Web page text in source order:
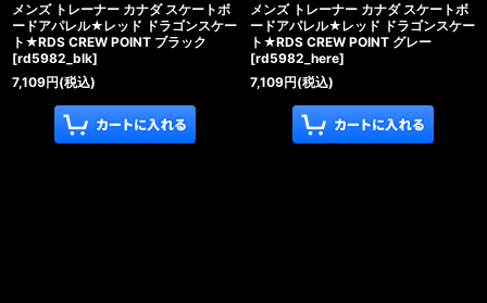
メンズ トレーナー カナダ スケートボ
ードアパレル★レッド ドラゴンスケー
ト★RDS CREW POINT ブラック
[rd5982_blk]
7,109円(税込)
メンズ トレーナー カナダ スケートボ
ードアパレル★レッド ドラゴンスケー
ト★RDS CREW POINT グレー
[rd5982_here]
7,109円(税込)